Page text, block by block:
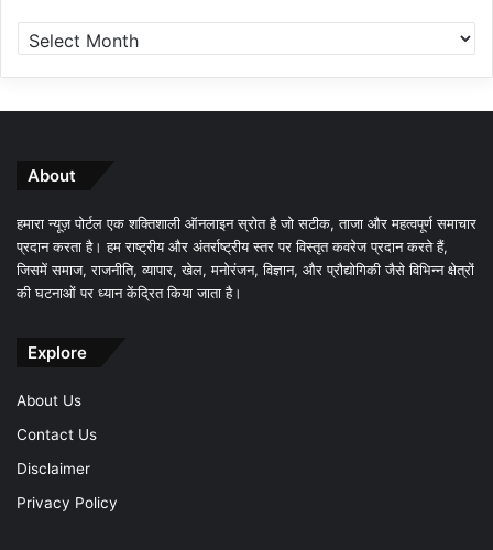
About
हमारा न्यूज़ पोर्टल एक शक्तिशाली ऑनलाइन स्रोत है जो सटीक, ताजा और महत्वपूर्ण समाचार
प्रदान करता है। हम राष्ट्रीय और अंतर्राष्ट्रीय स्तर पर विस्तृत कवरेज प्रदान करते हैं,
जिसमें समाज, राजनीति, व्यापार, खेल, मनोरंजन, विज्ञान, और प्रौद्योगिकी जैसे विभिन्न क्षेत्रों
की घटनाओं पर ध्यान केंद्रित किया जाता है।
Explore
About Us
Contact Us
Disclaimer
Privacy Policy